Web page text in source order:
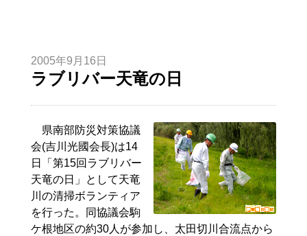
2005年9月16日
ラブリバー天竜の日
県南部防災対策協議
会(吉川光國会長)は14
日「第15回ラブリバー
天竜の日」として天竜
川の清掃ボランティア
を行った。同協議会駒
ケ根地区の約30人が参加し、太田切川合流点から